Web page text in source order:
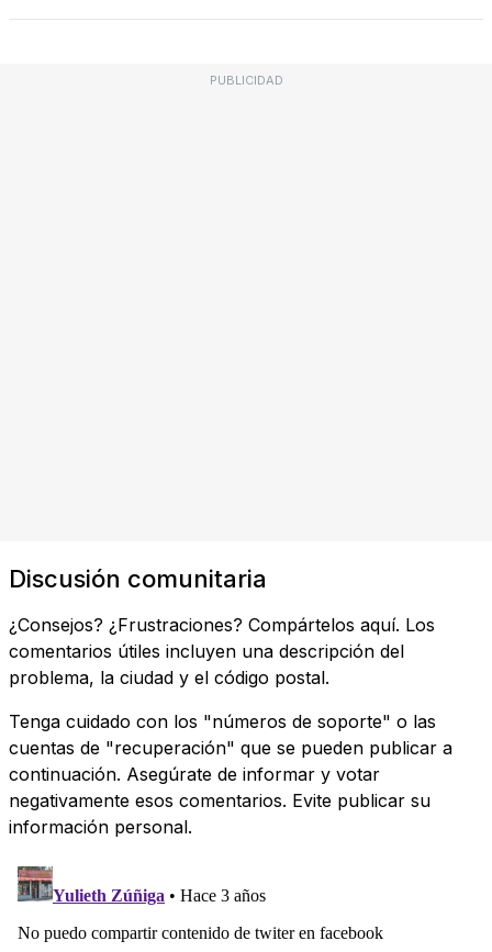
PUBLICIDAD
Discusión comunitaria
¿Consejos? ¿Frustraciones? Compártelos aquí. Los
comentarios útiles incluyen una descripción del
problema, la ciudad y el código postal.
Tenga cuidado con los "números de soporte" o las
cuentas de "recuperación" que se pueden publicar a
continuación. Asegúrate de informar y votar
negativamente esos comentarios. Evite publicar su
información personal.